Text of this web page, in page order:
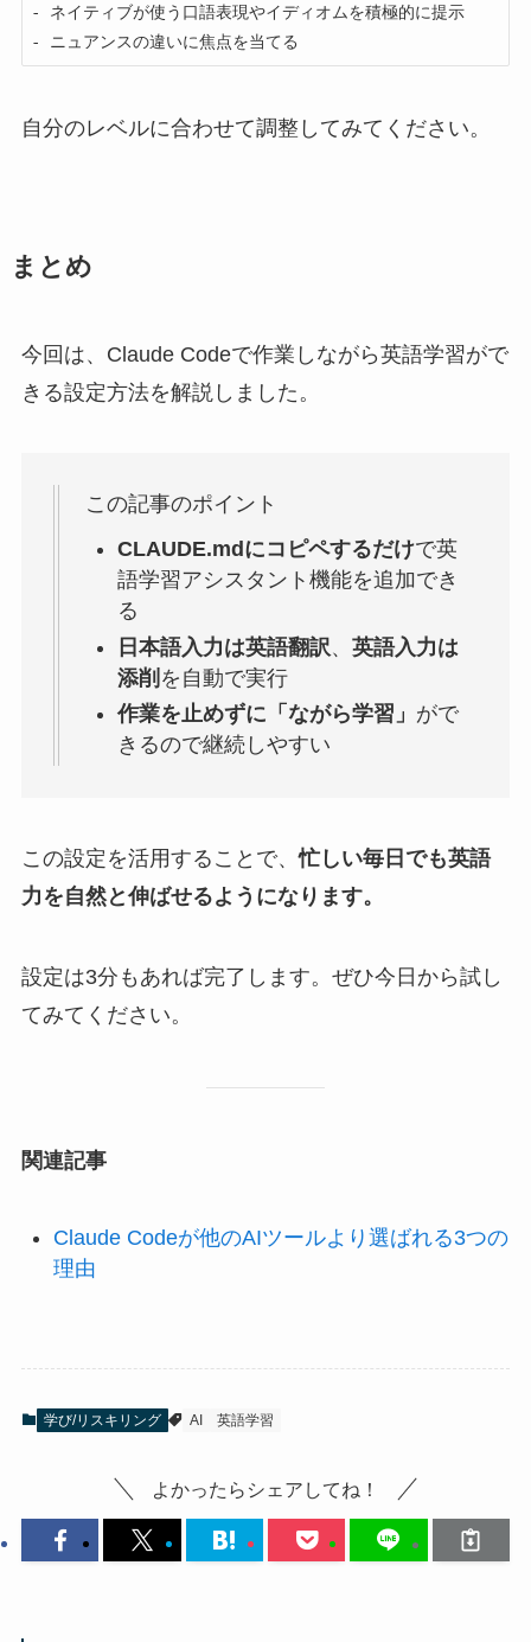
- ネイティブが使う口語表現やイディオムを積極的に提示
- ニュアンスの違いに焦点を当てる
自分のレベルに合わせて調整してみてください。
まとめ
今回は、Claude Codeで作業しながら英語学習がで
きる設定方法を解説しました。
この記事のポイント
CLAUDE.mdにコピペするだけで英
語学習アシスタント機能を追加でき
る
日本語入力は英語翻訳、 英語入力は
添削 を自動で実行
作業を止めずに「ながら学習」 がで
きるので継続しやすい
この設定を活用することで、忙しい毎日でも英語
力を自然と伸ばせるようになります。
設定は3分もあれば完了します。ぜひ今日から試し
てみてください。
関連記事
Claude Codeが他のAIツールより選ばれる3つの
理由
学び/リスキリング AI 英語学習
よかったらシェアしてね！